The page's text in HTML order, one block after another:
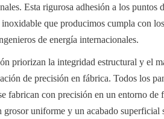
Esta rigurosa adhesión a los puntos
inoxidable que producimos cumpla con
de energía internacionales.
priorizan la integridad estructural y el
de precisión en fábrica. Todos los
fabrican con precisión en un entorno de
grosor uniforme y un acabado